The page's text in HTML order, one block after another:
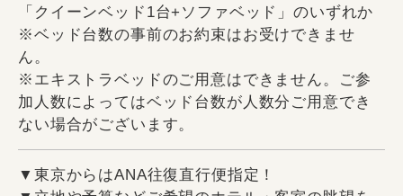
「クイーンベッド1台+ソファベッド」のいずれか
※ベッド台数の事前のお約束はお受けできませ
ん。
※エキストラベッドのご用意はできません。ご参
加人数によってはベッド台数が人数分ご用意でき
ない場合がございます。
▼東京からはANA往復直行便指定！